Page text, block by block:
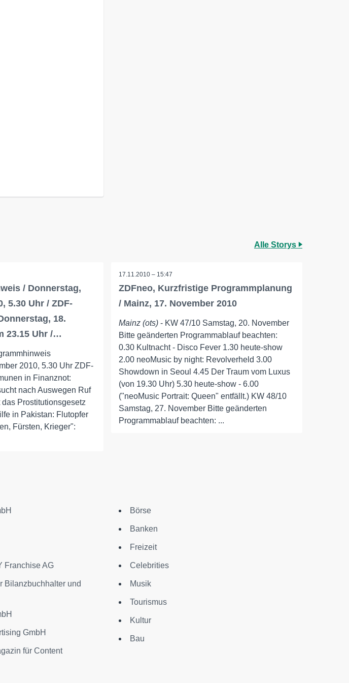
Alle Storys
/ Donnerstag,
5.30 Uhr / ZDF-
18.
23.15 Uhr /…
2010, 5.30 Uhr ZDF-
in Finanznot:
nach Auswegen Ruf
Prostitutionsgesetz
in Pakistan: Flutopfer
Fürsten, Krieger":
17.11.2010 – 15:47
ZDFneo, Kurzfristige Programmplanung
/ Mainz, 17. November 2010
Mainz (ots) - KW 47/10 Samstag, 20. November
Bitte geänderten Programmablauf beachten:
0.30 Kultnacht - Disco Fever 1.30 heute-show
2.00 neoMusic by night: Revolverheld 3.00
Showdown in Seoul 4.45 Der Traum vom Luxus
(von 19.30 Uhr) 5.30 heute-show - 6.00
("neoMusic Portrait: Queen" entfällt.) KW 48/10
Samstag, 27. November Bitte geänderten
Programmablauf beachten: ...
Franchise AG
Bilanzbuchhalter und
GmbH
für Content
Börse
Banken
Freizeit
Celebrities
Musik
Tourismus
Kultur
Bau